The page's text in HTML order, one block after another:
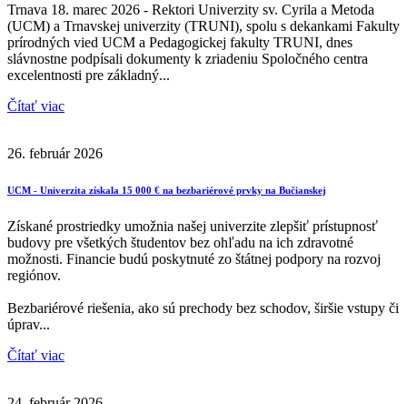
Trnava 18. marec 2026 - Rektori Univerzity sv. Cyrila a Metoda
(UCM) a Trnavskej univerzity (TRUNI), spolu s dekankami Fakulty
prírodných vied UCM a Pedagogickej fakulty TRUNI, dnes
slávnostne podpísali dokumenty k zriadeniu Spoločného centra
excelentnosti pre základný...
Čítať viac
26. február 2026
UCM - Univerzita získala 15 000 € na bezbariérové prvky na Bučianskej
Získané prostriedky umožnia našej univerzite zlepšiť prístupnosť
budovy pre všetkých študentov bez ohľadu na ich zdravotné
možnosti. Financie budú poskytnuté zo štátnej podpory na rozvoj
regiónov.
Bezbariérové riešenia, ako sú prechody bez schodov, širšie vstupy či
úprav...
Čítať viac